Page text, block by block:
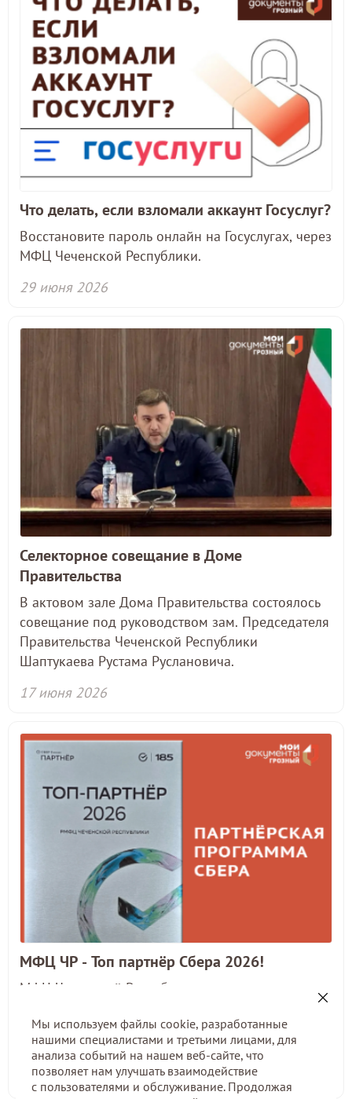
Что делать, если взломали аккаунт Госуслуг?
Восстановите пароль онлайн на Госуслугах, через
МФЦ Чеченской Республики.
29 июня 2026
Селекторное совещание в Доме
Правительства
В актовом зале Дома Правительства состоялось
совещание под руководством зам. Председателя
Правительства Чеченской Республики
Шаптукаева Рустама Руслановича.
17 июня 2026
МФЦ ЧР - Топ партнёр Сбера 2026!
МФЦ Чеченской Республики стал участником
организованного Сбербанком — встрече Клуба
ТОП 150-партнеров, которое проходило 10-11
июня в Москве.
17 июня 2026
Мы используем файлы cookie, разработанные
нашими специалистами и третьими лицами, для
анализа событий на нашем веб-сайте, что
позволяет нам улучшать взаимодействие
с пользователями и обслуживание. Продолжая